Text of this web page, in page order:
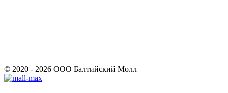
© 2020 - 2026 ООО Балтийский Молл